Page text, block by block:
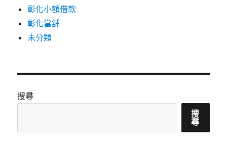
彰化小額借款
彰化當舖
未分類
搜尋
搜
尋